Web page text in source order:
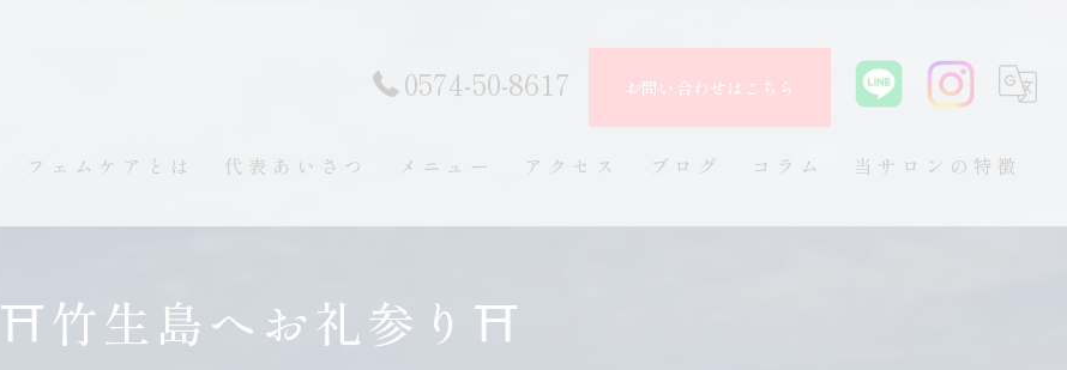
0574-50-8617 お問い合わせはこちら
フェムケアとは 代表あいさつ メニュー アクセス ブログ コラム 当サロンの特徴
⛩️竹生島へお礼参り⛩️